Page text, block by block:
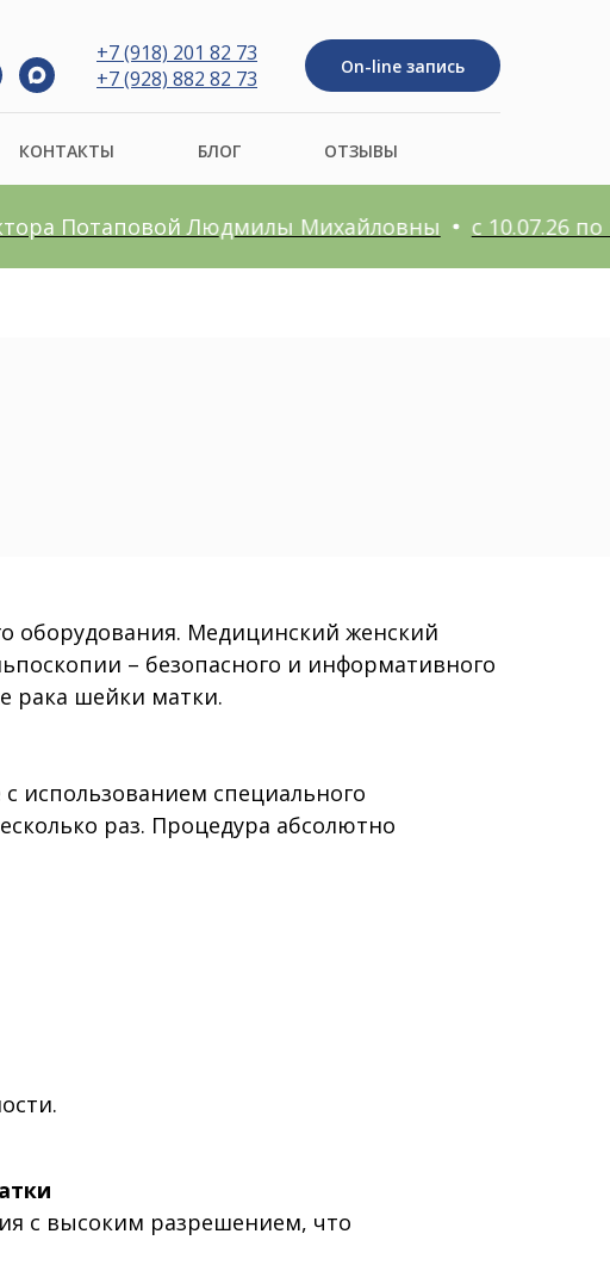
+7 (918) 201 82 73
+7 (928) 882 82 73
On-line запись
КОНТАКТЫ БЛОГ ОТЗЫВЫ
Потаповой Людмилы Михайловны с 10.07.26 по
оборудования. Медицинский женский
– безопасного и информативного
рака шейки матки.
использованием специального
раз. Процедура абсолютно
с высоким разрешением, что